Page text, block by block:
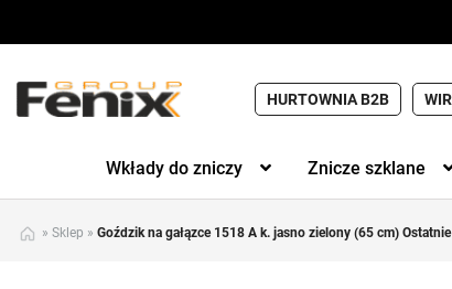
HURTOWNIA B2B
Wkłady do zniczy Znicze szklane
» Sklep » Goździk na gałązce 1518 A k. jasno zielony (65 cm)